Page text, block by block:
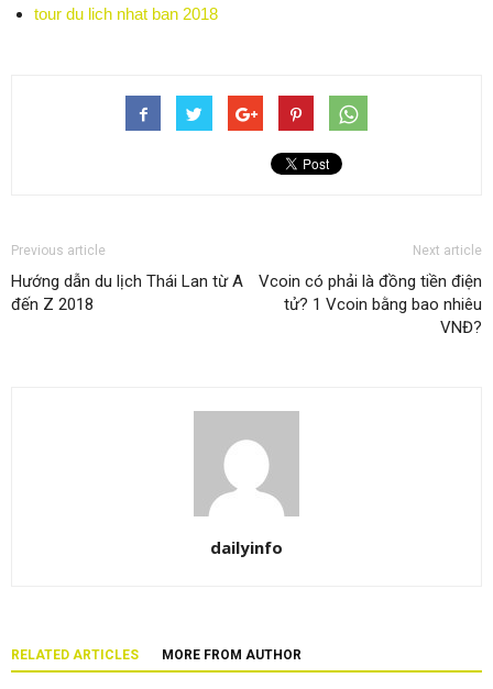
tour du lich nhat ban 2018
Previous article
Hướng dẫn du lịch Thái Lan từ A
đến Z 2018
Next article
Vcoin có phải là đồng tiền điện
tử? 1 Vcoin bằng bao nhiêu
VNĐ?
dailyinfo
RELATED ARTICLES MORE FROM AUTHOR